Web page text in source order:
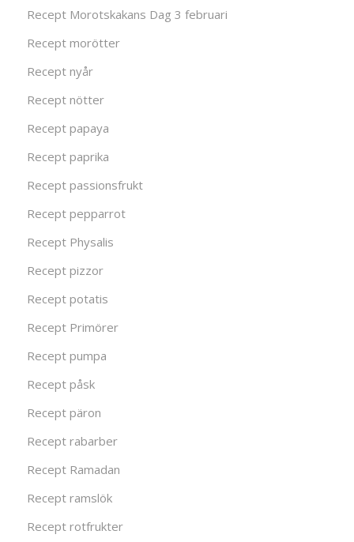
Recept Morotskakans Dag 3 februari
Recept morötter
Recept nyår
Recept nötter
Recept papaya
Recept paprika
Recept passionsfrukt
Recept pepparrot
Recept Physalis
Recept pizzor
Recept potatis
Recept Primörer
Recept pumpa
Recept påsk
Recept päron
Recept rabarber
Recept Ramadan
Recept ramslök
Recept rotfrukter